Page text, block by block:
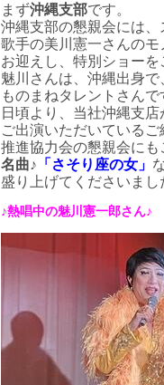
まず沖縄支部です。
沖縄支部の懇親会には
歌手の美川憲一さんの
お迎えし、特別ショーを
魅川さんは、沖縄出身
ものまねタレントさんで
日頃より、当社沖縄支
ご出演いただいている
推進協力会の懇親会にも
名曲♪ 「さそり座の女」
盛り上げてくださいまし
♪熱唱中の魅川憲一郎さん♪